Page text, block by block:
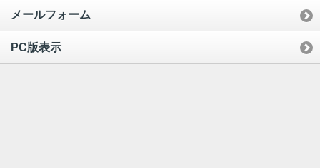
メールフォーム
PC版表示